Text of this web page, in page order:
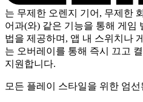
는 무제한 오렌지 기어, 무제한
어과(와) 같은 기능을 통해 게임
법을 제공하며, 앱 내 스위치나
는 오버레이를 통해 즉시 끄고
지원합니다.
모든 플레이 스타일을 위한 엄선